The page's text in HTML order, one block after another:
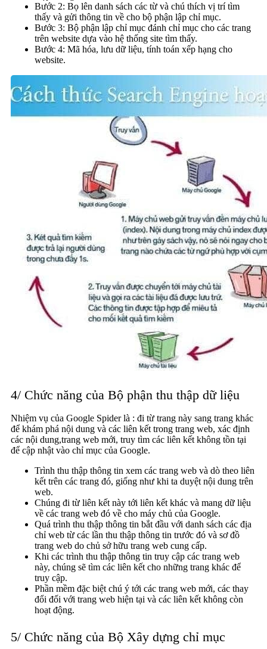
Bước 2: Bọ lên danh sách các từ và chú thích vị trí tìm
thấy và gửi thông tin về cho bộ phận lập chỉ mục.
Bước 3: Bộ phận lập chỉ mục đánh chỉ mục cho các trang
trên website dựa vào hệ thống site tìm thấy.
Bước 4: Mã hóa, lưu dữ liệu, tính toán xếp hạng cho
website.
4/ Chức năng của Bộ phận thu thập dữ liệu
Nhiệm vụ của Google Spider là : đi từ trang này sang trang khác
để khám phá nội dung và các liên kết trong trang web, xác định
các nội dung,trang web mới, truy tìm các liên kết không tồn tại
để cập nhật vào chỉ mục của Google.
Trình thu thập thông tin xem các trang web và dò theo liên
kết trên các trang đó, giống như khi ta duyệt nội dung trên
web.
Chúng đi từ liên kết này tới liên kết khác và mang dữ liệu
về các trang web đó về cho máy chủ của Google.
Quá trình thu thập thông tin bắt đầu với danh sách các địa
chỉ web từ các lần thu thập thông tin trước đó và sơ đồ
trang web do chủ sở hữu trang web cung cấp.
Khi các trình thu thập thông tin truy cập các trang web
này, chúng sẽ tìm các liên kết cho những trang khác để
truy cập.
Phần mềm đặc biệt chú ý tới các trang web mới, các thay
đổi đối với trang web hiện tại và các liên kết không còn
hoạt động.
5/ Chức năng của Bộ Xây dựng chỉ mục